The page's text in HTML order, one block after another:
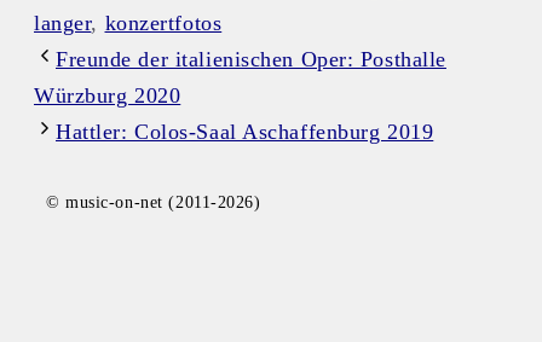
langer, konzertfotos
Freunde der italienischen Oper: Posthalle
Würzburg 2020
Hattler: Colos-Saal Aschaffenburg 2019
© music-on-net (2011-2026)